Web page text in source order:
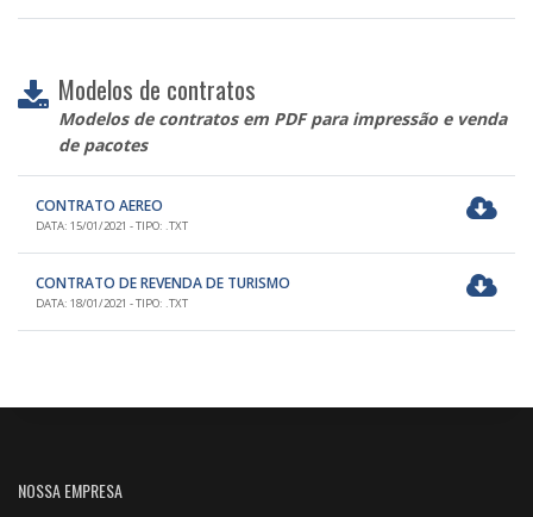
Modelos de contratos
Modelos de contratos em PDF para impressão e venda
de pacotes
CONTRATO AEREO
DATA: 15/01/2021 - TIPO: .TXT
CONTRATO DE REVENDA DE TURISMO
DATA: 18/01/2021 - TIPO: .TXT
NOSSA EMPRESA